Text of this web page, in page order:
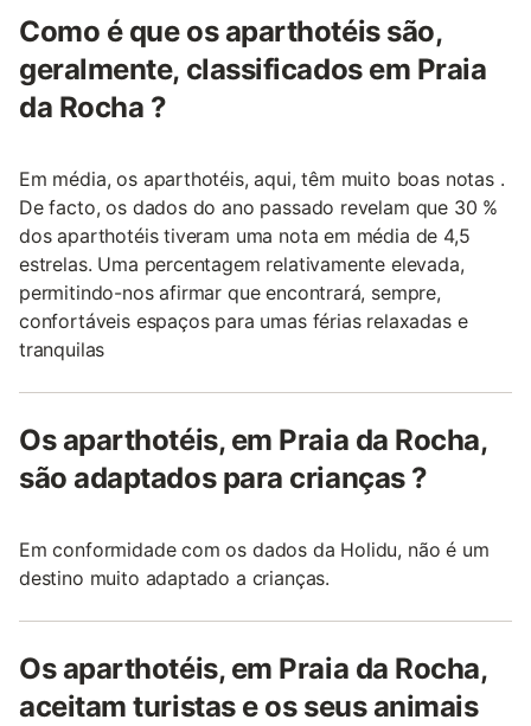
Como é que os aparthotéis são,
geralmente, classificados em Praia
da Rocha ?
Em média, os aparthotéis, aqui, têm muito boas notas .
De facto, os dados do ano passado revelam que 30 %
dos aparthotéis tiveram uma nota em média de 4,5
estrelas. Uma percentagem relativamente elevada,
permitindo-nos afirmar que encontrará, sempre,
confortáveis espaços para umas férias relaxadas e
tranquilas
Os aparthotéis, em Praia da Rocha,
são adaptados para crianças ?
Em conformidade com os dados da Holidu, não é um
destino muito adaptado a crianças.
Os aparthotéis, em Praia da Rocha,
aceitam turistas e os seus animais